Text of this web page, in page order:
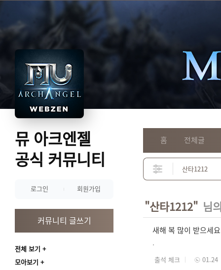
뮤 아크엔젤
공식 커뮤니티
로그인 회원가입
커뮤니티 글쓰기
전체 보기
모아보기
홈 전체글
"산타1212" 님
새해 복 많이 받으세
.
출석 체크 01.24